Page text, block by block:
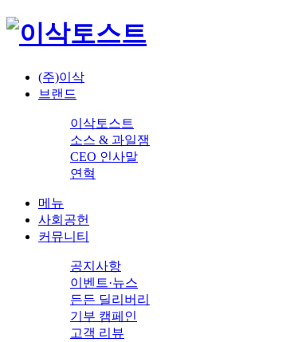
(주)이삭
브랜드
이삭토스트
소스 & 과일잼
CEO 인사말
연혁
메뉴
사회공헌
커뮤니티
공지사항
이벤트·뉴스
든든 딜리버리
기부 캠페인
고객 리뷰